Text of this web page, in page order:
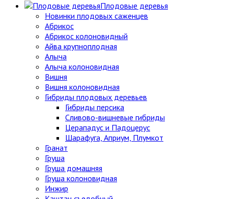
Плодовые деревья
Новинки плодовых саженцев
Абрикос
Абрикос колоновидный
Айва крупноплодная
Алыча
Алыча колоновидная
Вишня
Вишня колоновидная
Гибриды плодовых деревьев
Гибриды персика
Сливово-вишневые гибриды
Церападус и Падоцерус
Шарафуга, Априум, Плумкот
Гранат
Груша
Груша домашняя
Груша колоновидная
Инжир